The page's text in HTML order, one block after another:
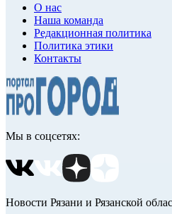
О нас
Наша команда
Редакционная политика
Политика этики
Контакты
Мы в соцсетях:
Новости Рязани и Рязанской